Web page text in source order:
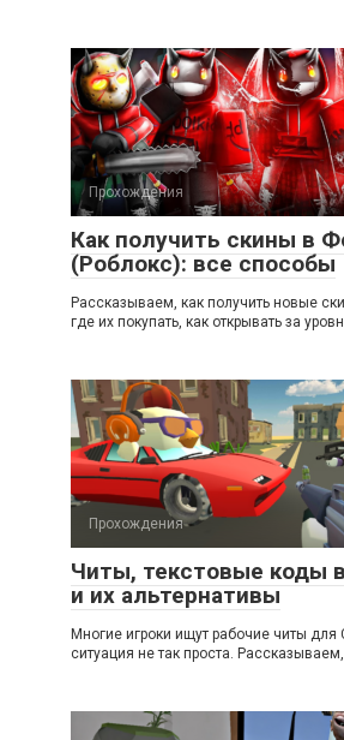
Прохождения
Как получить скины в
(Роблокс): все способы
Рассказываем, как получить новые
где их покупать, как открывать за
Прохождения
Читы, текстовые коды
и их альтернативы
Многие игроки ищут рабочие читы для
ситуация не так проста. Рассказываем,